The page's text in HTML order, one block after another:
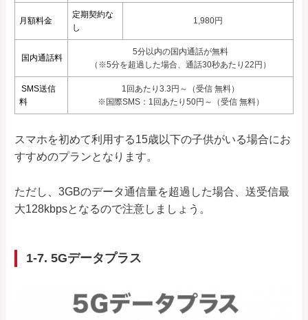
月額料金
定期契約な
し
1,980円
国内通話料
5分以内の国内通話が無料
（※5分を超過した場合、通話30秒あたり22円）
SMS送信
料
1回あたり3.3円～（受信 無料）
※国際SMS：1回あたり50円～（受信 無料）
スマホを初めて利用する15歳以下の子供がいる場合にお
すすめのプランとなります。
ただし、3GBのデータ通信量を超過した場合、送受信最
大128kbpsとなるので注意しましょう。
1-7. 5Gデータプラス